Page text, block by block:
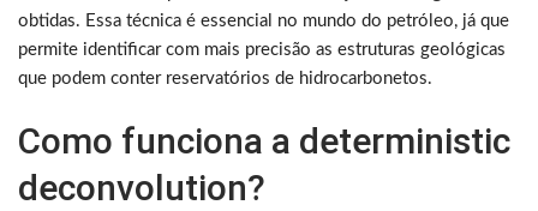
obtidas. Essa técnica é essencial no mundo do petróleo, já que
permite identificar com mais precisão as estruturas geológicas
que podem conter reservatórios de hidrocarbonetos.
Como funciona a deterministic
deconvolution?